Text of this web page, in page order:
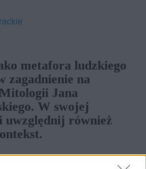
metafora ludzkiego
zagadnienie na
Jana
W swojej
uwzględnij również